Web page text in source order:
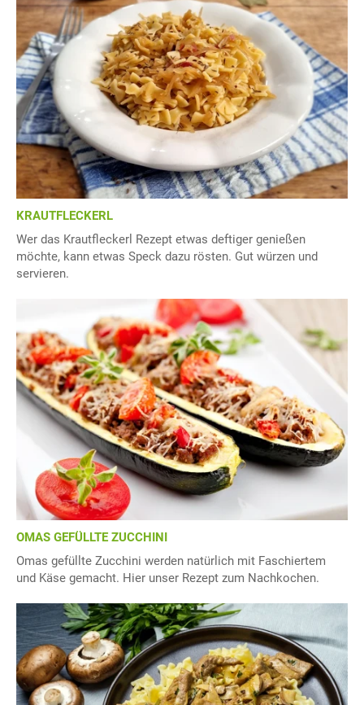
KRAUTFLECKERL
Wer das Krautfleckerl Rezept etwas deftiger genießen
möchte, kann etwas Speck dazu rösten. Gut würzen und
servieren.
OMAS GEFÜLLTE ZUCCHINI
Omas gefüllte Zucchini werden natürlich mit Faschiertem
und Käse gemacht. Hier unser Rezept zum Nachkochen.